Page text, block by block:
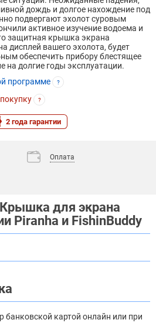
дождь и долгое нахождение под
подвергают эхолот суровым
активное изучение водоема и
защитная крышка экрана
дисплей вашего эхолота, будет
обеспечить прибору блестящее
на долгие годы эксплуатации.
программе ?
?
2 года гарантии
Оплата
для экрана
Piranha и FishinBuddy
банковской картой онлайн или при